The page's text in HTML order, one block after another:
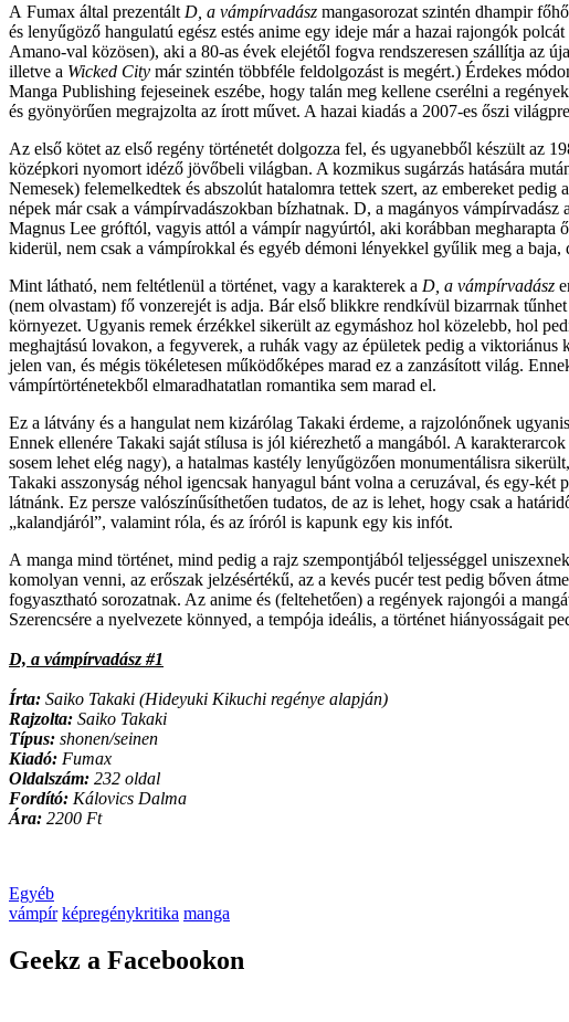
A Fumax által prezentált D, a vámpírvadász mangasorozat szintén dhampir
és lenyűgöző hangulatú egész estés anime egy ideje már a hazai rajongók
Amano-val közösen), aki a 80-as évek elejétől fogva rendszeresen szállítja az
illetve a Wicked City már szintén többféle feldolgozást is megért.) Érdekes
Manga Publishing fejeseinek eszébe, hogy talán meg kellene cserélni a
és gyönyörűen megrajzolta az írott művet. A hazai kiadás a 2007-es őszi
Az első kötet az első regény történetét dolgozza fel, és ugyanebből készült az
középkori nyomort idéző jövőbeli világban. A kozmikus sugárzás hatására
Nemesek) felemelkedtek és abszolút hatalomra tettek szert, az embereket
népek már csak a vámpírvadászokban bízhatnak. D, a magányos
Magnus Lee gróftól, vagyis attól a vámpír nagyúrtól, aki korábban megharapta
kiderül, nem csak a vámpírokkal és egyéb démoni lényekkel gyűlik meg a baja,
Mint látható, nem feltétlenül a történet, vagy a karakterek a D, a vámpírvadász
(nem olvastam) fő vonzerejét is adja. Bár első blikkre rendkívül bizarrnak
környezet. Ugyanis remek érzékkel sikerült az egymáshoz hol közelebb, hol
meghajtású lovakon, a fegyverek, a ruhák vagy az épületek pedig a
jelen van, és mégis tökéletesen működőképes marad ez a zanzásított világ.
vámpírtörténetekből elmaradhatatlan romantika sem marad el.
Ez a látvány és a hangulat nem kizárólag Takaki érdeme, a rajzolónőnek
Ennek ellenére Takaki saját stílusa is jól kiérezhető a mangából. A
sosem lehet elég nagy), a hatalmas kastély lenyűgözően monumentálisra
Takaki asszonyság néhol igencsak hanyagul bánt volna a ceruzával, és egy-
látnánk. Ez persze valószínűsíthetően tudatos, de az is lehet, hogy csak a
„kalandjáról”, valamint róla, és az íróról is kapunk egy kis infót.
A manga mind történet, mind pedig a rajz szempontjából teljességgel
komolyan venni, az erőszak jelzésértékű, az a kevés pucér test pedig bőven
fogyasztható sorozatnak. Az anime és (feltehetően) a regények rajongói a
Szerencsére a nyelvezete könnyed, a tempója ideális, a történet hiányosságait
D, a vámpírvadász #1
Írta: Saiko Takaki (Hideyuki Kikuchi regénye alapján)
Rajzolta: Saiko Takaki
Típus: shonen/seinen
Kiadó: Fumax
Oldalszám: 232 oldal
Fordító: Kálovics Dalma
Ára: 2200 Ft
Egyéb
vámpír képregénykritika manga
Geekz a Facebookon